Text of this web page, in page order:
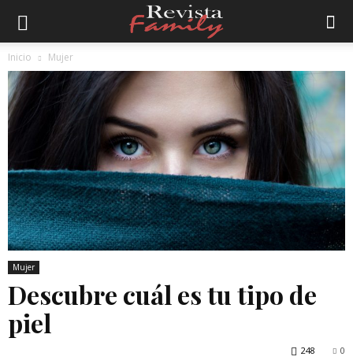
Inicio Mujer
Mujer
Descubre cuál es tu tipo de
piel
0
248